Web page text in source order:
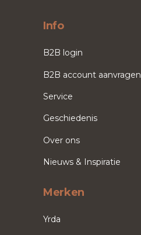
Info
B2B login
B2B account aanvragen
Service
Geschiedenis
Over ons
Nieuws & Inspiratie
Merken
Yrda